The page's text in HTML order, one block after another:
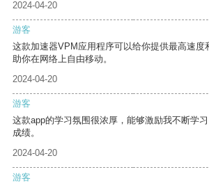
2024-04-20
游客
这款加速器VPM应用程序可以给你提供最高速度
助你在网络上自由移动。
2024-04-20
游客
这款app的学习氛围很浓厚，能够激励我不断学
成绩。
2024-04-20
游客